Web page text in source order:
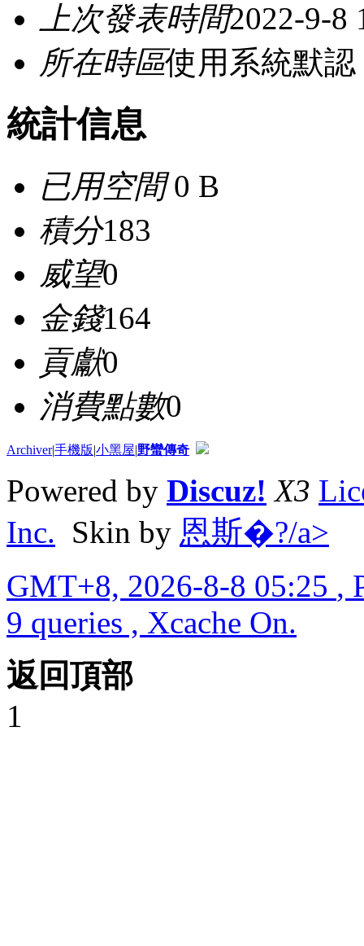
上次發表時間2022-9-8
所在時區使用系統默認
統計信息
已用空間0 B
積分183
威望0
金錢164
貢獻0
消費點數0
Archiver|手機版|小黑屋|野蠻傳奇
Powered by Discuz! X3
Inc. Skin by 恩斯�?/a>
GMT+8, 2026-8-8 05:25 ,
9 queries , Xcache On.
返回頂部
1